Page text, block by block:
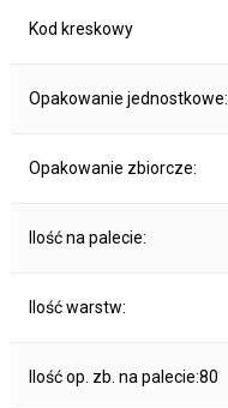
Kod kreskowy
Opakowanie jednostkowe:
Opakowanie zbiorcze:
Ilość na palecie:
Ilość warstw:
Ilość op. zb. na palecie:80